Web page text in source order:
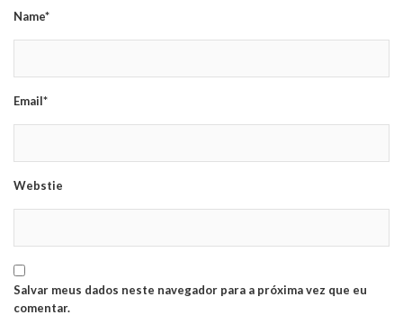
Name*
Email*
Webstie
Salvar meus dados neste navegador para a próxima vez que eu
comentar.